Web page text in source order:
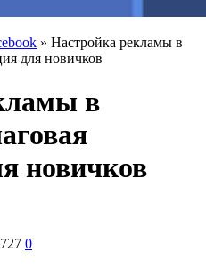
» Настройка рекламы в
для новичков
в
новичков
0